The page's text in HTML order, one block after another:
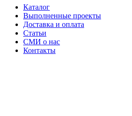
Каталог
Выполненные проекты
Доставка и оплата
Статьи
СМИ о нас
Контакты